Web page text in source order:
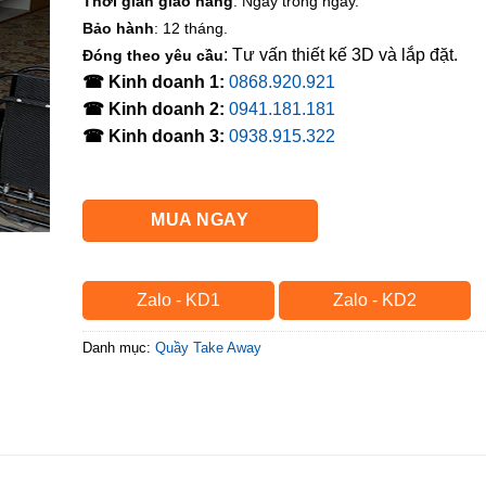
Bảo hành: 12 tháng.
Đóng theo yêu cầu: Tư vấn thiết kế 3D và lắp đặt.
☎ Kinh doanh 1: 0868.920.921
☎ Kinh doanh 2: 0941.181.181
☎ Kinh doanh 3: 0938.915.322
MUA NGAY
Zalo - KD1 Zalo - KD2
Danh mục: Quầy Take Away